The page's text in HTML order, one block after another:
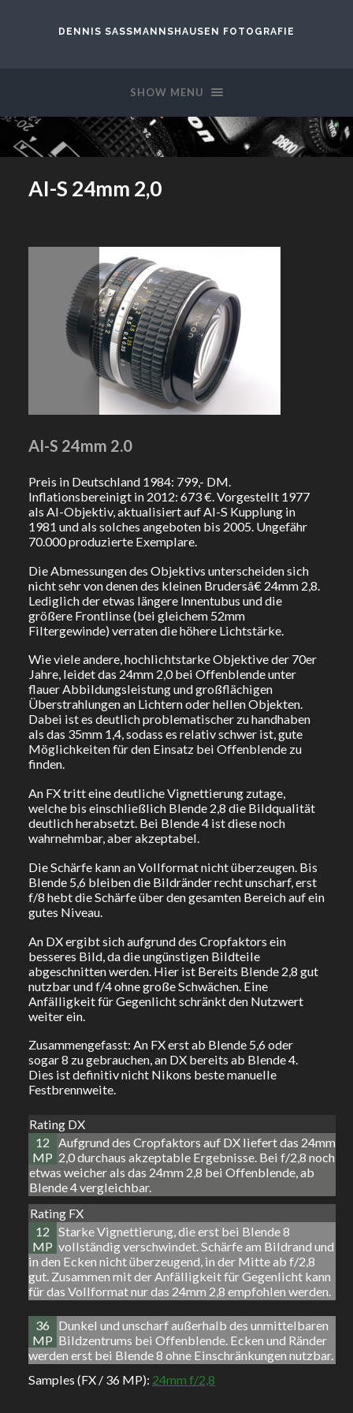
DENNIS SASSMANNSHAUSEN FOTOGRAFIE
SHOW MENU
AI-S 24mm 2,0
AI-S 24mm 2.0
Preis in Deutschland 1984: 799,- DM.
Inflationsbereinigt in 2012: 673 €. Vorgestellt 1977
als AI-Objektiv, aktualisiert auf AI-S Kupplung in
1981 und als solches angeboten bis 2005. Ungefähr
70.000 produzierte Exemplare.
Die Abmessungen des Objektivs unterscheiden sich
nicht sehr von denen des kleinen Brudersâ€ 24mm 2,8.
Lediglich der etwas längere Innentubus und die
größere Frontlinse (bei gleichem 52mm
Filtergewinde) verraten die höhere Lichtstärke.
Wie viele andere, hochlichtstarke Objektive der 70er
Jahre, leidet das 24mm 2,0 bei Offenblende unter
flauer Abbildungsleistung und großflächigen
Überstrahlungen an Lichtern oder hellen Objekten.
Dabei ist es deutlich problematischer zu handhaben
als das 35mm 1,4, sodass es relativ schwer ist, gute
Möglichkeiten für den Einsatz bei Offenblende zu
finden.
An FX tritt eine deutliche Vignettierung zutage,
welche bis einschließlich Blende 2,8 die Bildqualität
deutlich herabsetzt. Bei Blende 4 ist diese noch
wahrnehmbar, aber akzeptabel.
Die Schärfe kann an Vollformat nicht überzeugen. Bis
Blende 5,6 bleiben die Bildränder recht unscharf, erst
f/8 hebt die Schärfe über den gesamten Bereich auf ein
gutes Niveau.
An DX ergibt sich aufgrund des Cropfaktors ein
besseres Bild, da die ungünstigen Bildteile
abgeschnitten werden. Hier ist Bereits Blende 2,8 gut
nutzbar und f/4 ohne große Schwächen. Eine
Anfälligkeit für Gegenlicht schränkt den Nutzwert
weiter ein.
Zusammengefasst: An FX erst ab Blende 5,6 oder
sogar 8 zu gebrauchen, an DX bereits ab Blende 4.
Dies ist definitiv nicht Nikons beste manuelle
Festbrennweite.
Rating DX
12
MP
Aufgrund des Cropfaktors auf DX liefert das 24mm
2,0 durchaus akzeptable Ergebnisse. Bei f/2,8 noch
etwas weicher als das 24mm 2,8 bei Offenblende, ab
Blende 4 vergleichbar.
Rating FX
12
MP
Starke Vignettierung, die erst bei Blende 8
vollständig verschwindet. Schärfe am Bildrand und
in den Ecken nicht überzeugend, in der Mitte ab f/2,8
gut. Zusammen mit der Anfälligkeit für Gegenlicht kann
für das Vollformat nur das 24mm 2,8 empfohlen werden.
36
MP
Dunkel und unscharf außerhalb des unmittelbaren
Bildzentrums bei Offenblende. Ecken und Ränder
werden erst bei Blende 8 ohne Einschränkungen nutzbar.
Samples (FX / 36 MP): 24mm f/2,8